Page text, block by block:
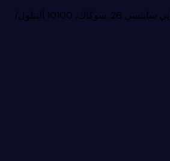
أورتامانديرا، أتاتيب سنايي سايتسي 26. سوكاك، 10100 ألتيلول/